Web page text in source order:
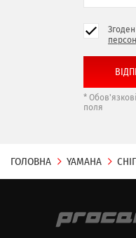
*
поля
ГОЛОВНА YAMAHA